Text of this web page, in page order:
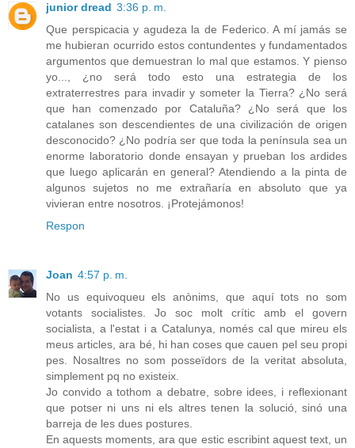
junior dread 3:36 p. m.
Que perspicacia y agudeza la de Federico. A mí jamás se
me hubieran ocurrido estos contundentes y fundamentados
argumentos que demuestran lo mal que estamos. Y pienso
yo..., ¿no será todo esto una estrategia de los
extraterrestres para invadir y someter la Tierra? ¿No será
que han comenzado por Cataluña? ¿No será que los
catalanes son descendientes de una civilización de origen
desconocido? ¿No podría ser que toda la península sea un
enorme laboratorio donde ensayan y prueban los ardides
que luego aplicarán en general? Atendiendo a la pinta de
algunos sujetos no me extrañaría en absoluto que ya
vivieran entre nosotros. ¡Protejámonos!
Respon
Joan 4:57 p. m.
No us equivoqueu els anònims, que aquí tots no som
votants socialistes. Jo soc molt crític amb el govern
socialista, a l'estat i a Catalunya, només cal que mireu els
meus articles, ara bé, hi han coses que cauen pel seu propi
pes. Nosaltres no som posseïdors de la veritat absoluta,
simplement pq no existeix.
Jo convido a tothom a debatre, sobre idees, i reflexionant
que potser ni uns ni els altres tenen la solució, sinó una
barreja de les dues postures.
En aquests moments, ara que estic escribint aquest text, un